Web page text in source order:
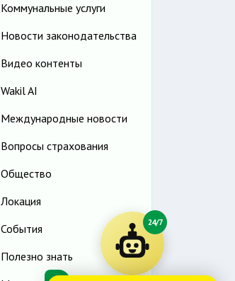
Коммунальные услуги
Новости законодательства
Видео контенты
Wakil AI
Международные новости
Вопросы страхования
Общество
Локация
События
Полезно знать
24/7